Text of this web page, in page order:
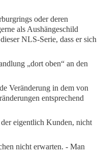
oder deren
als Aushängeschild
NLS-Serie, dass er sich
„dort oben“ an den
Veränderung in dem von
entsprechend
der eigentlich Kunden, nicht
nicht erwarten. - Man